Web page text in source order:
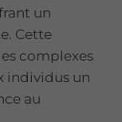
un
Cette
complexes
individus un
au